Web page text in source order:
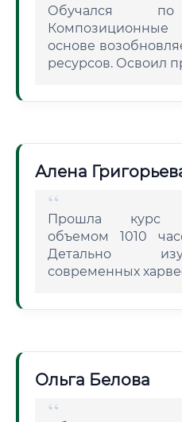
Обучался по
основе
ресурсов. Освоил
Алена
Прошла курс
объемом 1010
Детально
современных
Ольга Белова